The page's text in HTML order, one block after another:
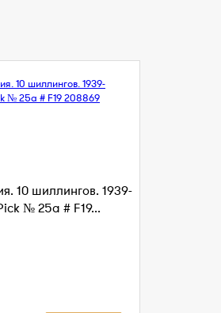
10 шиллингов. 1939-
№ 25a # F19...